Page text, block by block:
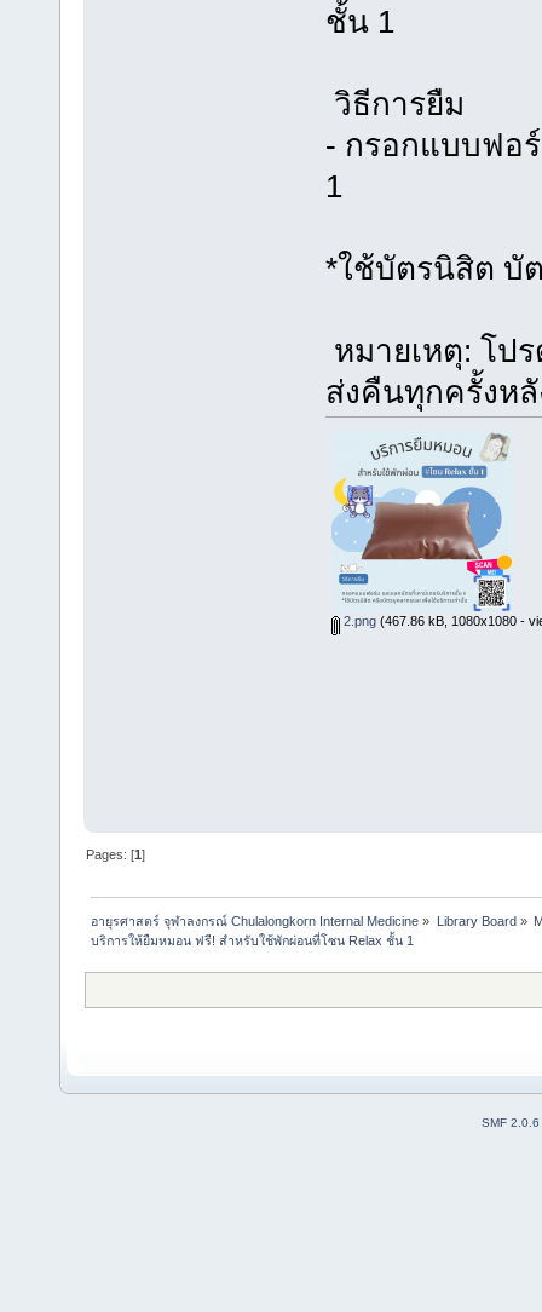
ชั้น 1
วิธีการยืม
- กรอกแบบฟอ
1
*ใช้บัตรนิสิต บั
หมายเหตุ: โป
ส่งคืนทุกครั้งหลั
2.png(467.86 kB, 1080x1080 -
Pages: [1]
อายุรศาสตร์ จุฬาลงกรณ์ Chulalongkorn Internal Medicine » Library Board»
บริการให้ยืมหมอน ฟรี! สำหรับใช้พักผ่อนที่โซน Relax ชั้น 1
SMF 2.0.6